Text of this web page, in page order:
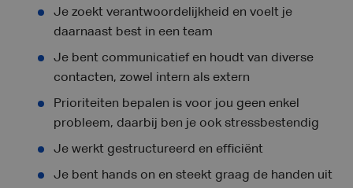
Je zoekt verantwoordelijkheid en voelt je
daarnaast best in een team
Je bent communicatief en houdt van diverse
contacten, zowel intern als extern
Prioriteiten bepalen is voor jou geen enkel
probleem, daarbij ben je ook stressbestendig
Je werkt gestructureerd en efficiënt
Je bent hands on en steekt graag de handen uit